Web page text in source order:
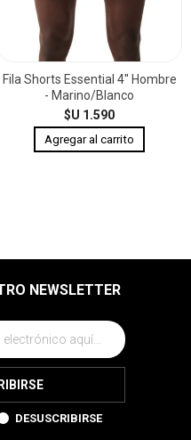
Fila Shorts Essential 4'' Hombre
- Marino/Blanco
$U 1.590
NEWSLETTER
DESUSCRIBIRSE